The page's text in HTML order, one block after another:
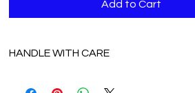
Add to Cart
HANDLE WITH CARE